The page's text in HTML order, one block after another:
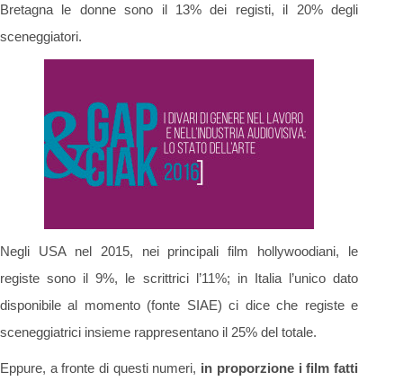
Bretagna le donne sono il 13% dei registi, il 20% degli
sceneggiatori.
Negli USA nel 2015, nei principali film hollywoodiani, le
registe sono il 9%, le scrittrici l’11%; in Italia l’unico dato
disponibile al momento (fonte SIAE) ci dice che registe e
sceneggiatrici insieme rappresentano il 25% del totale.
Eppure, a fronte di questi numeri, in proporzione i film fatti